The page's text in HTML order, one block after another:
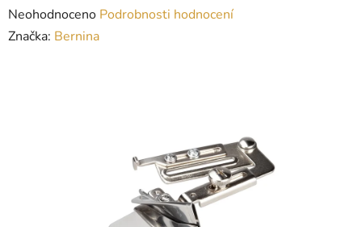
Průměrné
hodnocení
Neohodnoceno Podrobnosti hodnocení
Značka: Bernina